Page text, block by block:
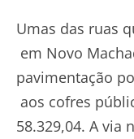
Umas das ruas
em Novo
pavimentação
aos cofres
58.329,04. A via